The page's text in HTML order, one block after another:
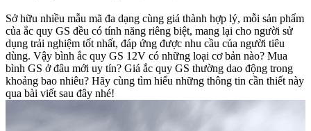
Sở hữu nhiều mẫu mã đa dạng cùng giá thành hợp lý, mỗi sản phẩm
của ắc quy GS đều có tính năng riêng biệt, mang lại cho người sử
dụng trải nghiệm tốt nhất, đáp ứng được nhu cầu của người tiêu
dùng. Vậy bình ắc quy GS 12V có những loại cơ bản nào? Mua
bình GS ở đâu mới uy tín? Giá ắc quy GS thường dao động trong
khoảng bao nhiêu? Hãy cùng tìm hiểu những thông tin cần thiết này
qua bài viết sau đây nhé!